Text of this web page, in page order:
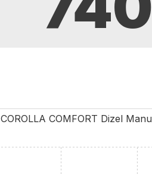
COROLLA COMFORT Dizel